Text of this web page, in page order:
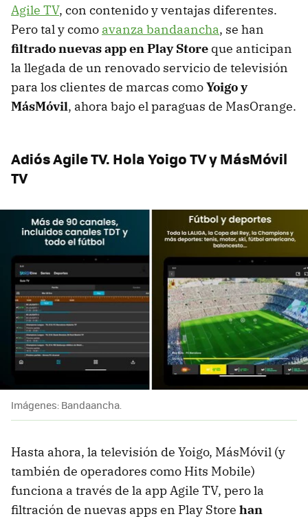
Agile TV, con contenido y ventajas diferentes.
Pero tal y como avanza bandaancha, se han
filtrado nuevas app en Play Store que anticipan
la llegada de un renovado servicio de televisión
para los clientes de marcas comoYoigo y
MásMóvil, ahora bajo el paraguas de MasOrange.
Adiós Agile TV. Hola Yoigo TV y MásMóvil
TV
Imágenes: Bandaancha.
Hasta ahora, la televisión de Yoigo, MásMóvil (y
también de operadores como Hits Mobile)
funciona a través de la app Agile TV, pero la
filtración de nuevas apps en Play Store han